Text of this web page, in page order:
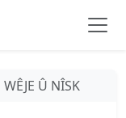
WÊJE Û NÎSK